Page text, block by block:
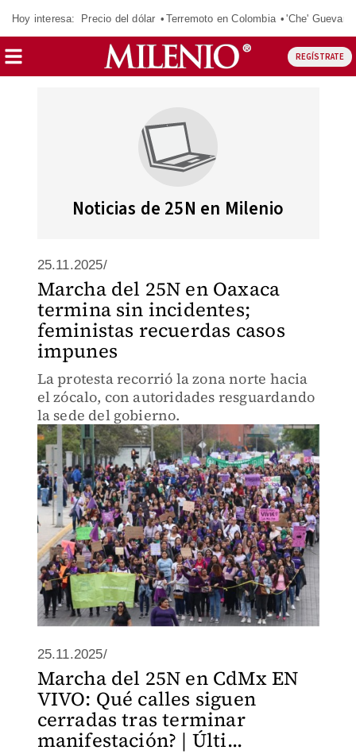
Hoy interesa: Precio del dólar Terremoto en Colombia 'Che' Guevara
REGÍSTRATE
Noticias de 25N en Milenio
25.11.2025/
Marcha del 25N en Oaxaca
termina sin incidentes;
feministas recuerdas casos
impunes
La protesta recorrió la zona norte hacia
el zócalo, con autoridades resguardando
la sede del gobierno.
25.11.2025/
Marcha del 25N en CdMx EN
VIVO: Qué calles siguen
cerradas tras terminar
manifestación? | Últi...